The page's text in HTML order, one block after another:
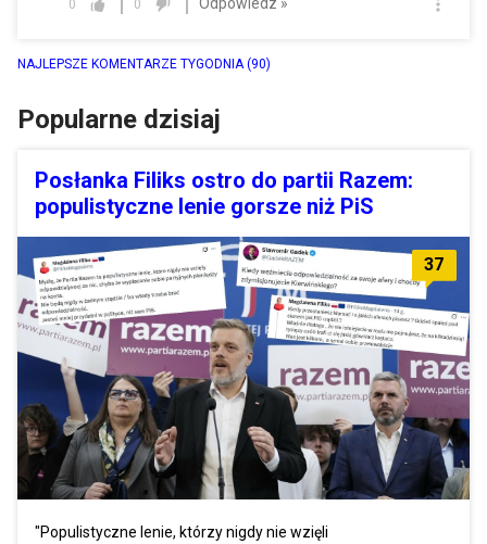
0 0
NAJLEPSZE KOMENTARZE TYGODNIA (90)
Popularne dzisiaj
Posłanka Filiks ostro do partii Razem:
populistyczne lenie gorsze niż PiS
37
"Populistyczne lenie, którzy nigdy nie wzięli